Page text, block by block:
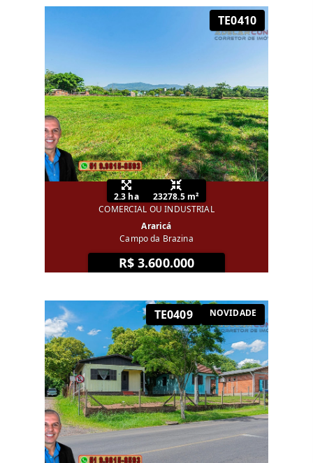
TE0410
2.3 ha
23278.5 m²
COMERCIAL OU INDUSTRIAL
Araricá
Campo da Brazina
R$ 3.600.000
TE0409 NOVIDADE